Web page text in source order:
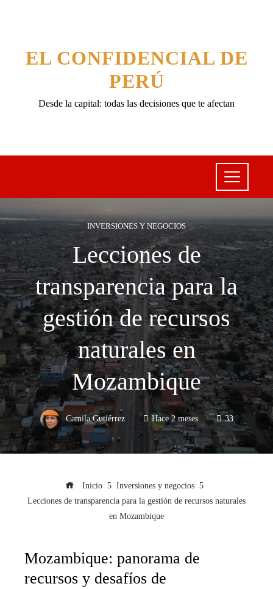
EL CONFIDENCIAL DE
PERÚ
Desde la capital: todas las decisiones que te afectan
INVERSIONES Y NEGOCIOS
Lecciones de
transparencia para la
gestión de recursos
naturales en
Mozambique
Camila Gutiérrez Hace 2 meses 33
Inicio
Inversiones y negocios
Lecciones de transparencia para la gestión de recursos naturales
en Mozambique
Mozambique: panorama de
recursos y desafíos de